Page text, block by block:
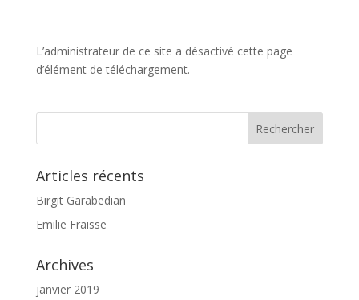
L’administrateur de ce site a désactivé cette page
d’élément de téléchargement.
Articles récents
Birgit Garabedian
Emilie Fraisse
Archives
janvier 2019